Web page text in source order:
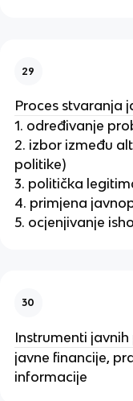
29
Proces stvaranja
1. određivanje
2. izbor između
politike)
3. politička
4. primjena
5. ocjenjivanje
30
Instrumenti
javne financije,
informacije